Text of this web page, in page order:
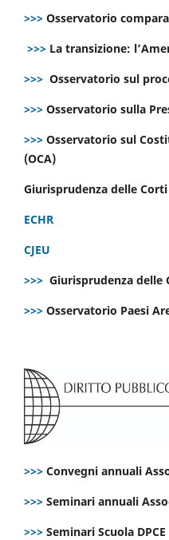
>>> Osservatorio
>>> La transizione:
>>> Osservatorio sul
>>> Osservatorio sulla
>>> Osservatorio sul
(OCA)
Giurisprudenza delle
ECHR
CJEU
>>> Giurisprudenza delle
>>> Osservatorio Paesi
>>> Convegni annuali
>>> Seminari annuali
>>> Seminari Scuola DPCE